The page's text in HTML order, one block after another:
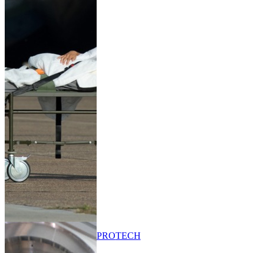
PROTECH